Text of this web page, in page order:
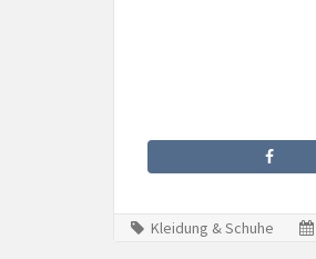
Kleidung & Schuhe